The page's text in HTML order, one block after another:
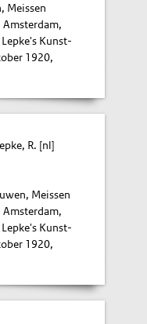
Meissen
Amsterdam,
Kunst-
1920,
R. [nl]
Meissen
Amsterdam,
Kunst-
1920,